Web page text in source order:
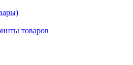
товаров